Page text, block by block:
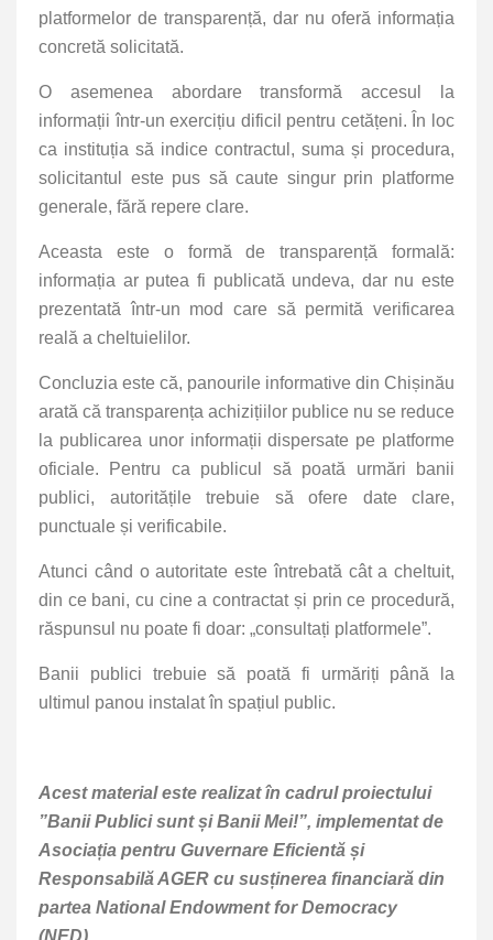
platformelor de transparență, dar nu oferă informația
concretă solicitată.
O asemenea abordare transformă accesul la
informații într-un exercițiu dificil pentru cetățeni. În loc
ca instituția să indice contractul, suma și procedura,
solicitantul este pus să caute singur prin platforme
generale, fără repere clare.
Aceasta este o formă de transparență formală:
informația ar putea fi publicată undeva, dar nu este
prezentată într-un mod care să permită verificarea
reală a cheltuielilor.
Concluzia este că, panourile informative din Chișinău
arată că transparența achizițiilor publice nu se reduce
la publicarea unor informații dispersate pe platforme
oficiale. Pentru ca publicul să poată urmări banii
publici, autoritățile trebuie să ofere date clare,
punctuale și verificabile.
Atunci când o autoritate este întrebată cât a cheltuit,
din ce bani, cu cine a contractat și prin ce procedură,
răspunsul nu poate fi doar: „consultați platformele”.
Banii publici trebuie să poată fi urmăriți până la
ultimul panou instalat în spațiul public.
Acest material este realizat în cadrul proiectului
”Banii Publici sunt și Banii Mei!”, implementat de
Asociația pentru Guvernare Eficientă și
Responsabilă AGER cu susținerea financiară din
partea National Endowment for Democracy
(NED).